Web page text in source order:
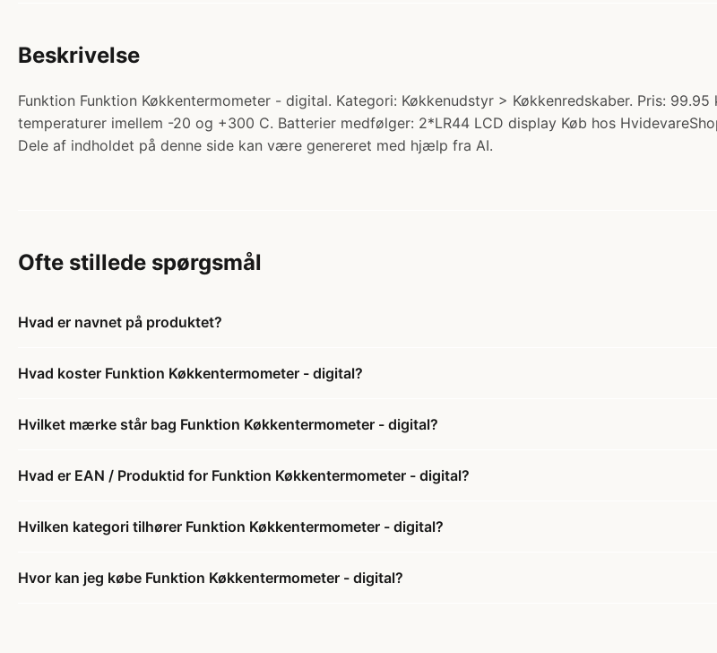
Beskrivelse
Funktion Funktion Køkkentermometer - digital. Kategori: Køkkenudstyr > Køkkenredskaber. Pris:
temperaturer imellem -20 og +300 C. Batterier medfølger: 2*LR44 LCD display Køb hos
Dele af indholdet på denne side kan være genereret med hjælp fra AI.
Ofte stillede spørgsmål
Hvad er navnet på produktet?
Hvad koster Funktion Køkkentermometer - digital?
Hvilket mærke står bag Funktion Køkkentermometer - digital?
Hvad er EAN / Produktid for Funktion Køkkentermometer - digital?
Hvilken kategori tilhører Funktion Køkkentermometer - digital?
Hvor kan jeg købe Funktion Køkkentermometer - digital?